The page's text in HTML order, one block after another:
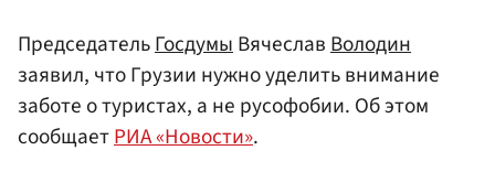
ПредседательГосдумыВячеславВолодин
заявил, что Грузии нужно уделить внимание
заботе о туристах, а не русофобии. Об этом
сообщаетРИА «Новости».